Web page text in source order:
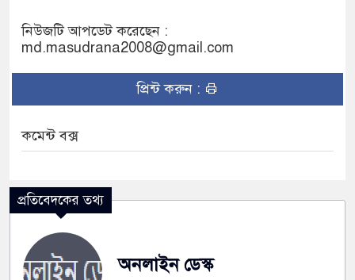
নিউজটি আপডেট করেছেন :
md.masudrana2008@gmail.com
প্রিন্ট করুন :
কমেন্ট বক্স
প্রতিবেদকের তথ্য
অনলাইন ডেস্ক